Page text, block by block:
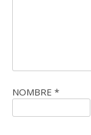
NOMBRE *